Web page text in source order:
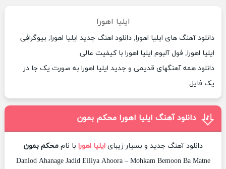
ایلیا اهورا
دانلود آهنگ های ایلیا اهورا, دانلود اهنگ جدید ایلیا اهورا, بیوگرافی
ایلیا اهورا, فول آلبوم ایلیا اهورا با کیفیت عالی
دانلود همه آهنگهای قدیمی و جدید ایلیا اهورا به صورت یک جا در
یک فایل
دانلود آهنگ ایلیا اهورا محکم بمون
دانلود آهنگ جدید و بسیار زیبایایلیا اهورا با ناممحکم بمون
Danlod Ahanage Jadid Eiliya Ahoora – Mohkam Bemoon Ba Matne